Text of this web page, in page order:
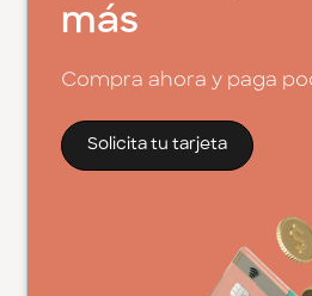
más
Compra ahora y paga
Solicita tu tarjeta